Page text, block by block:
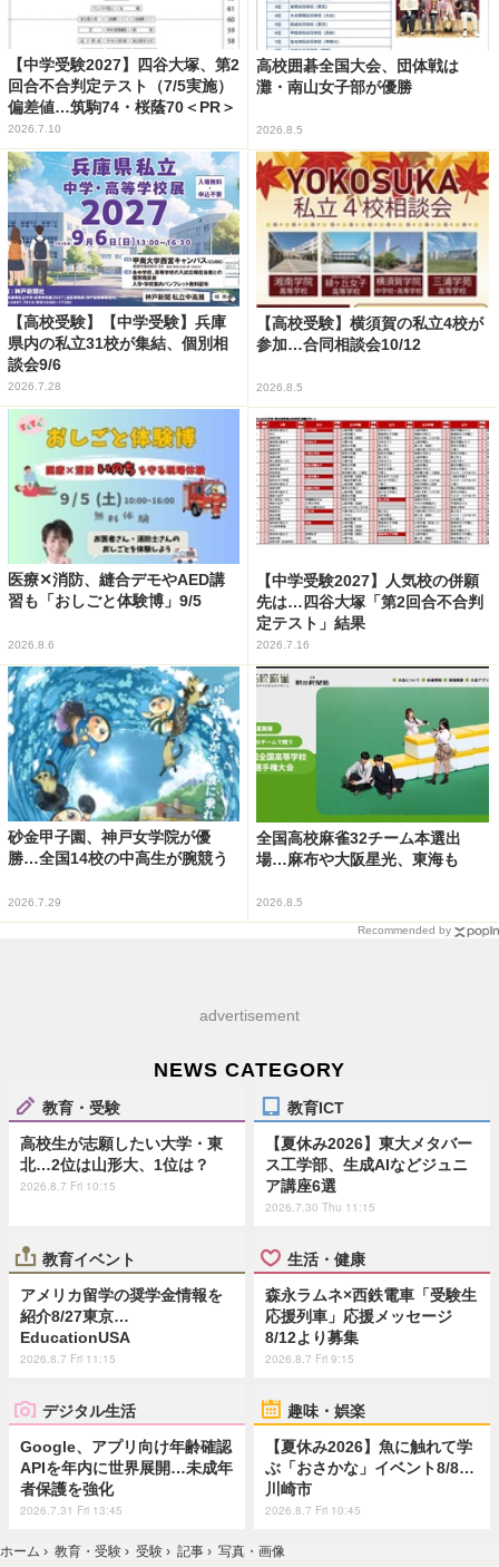
【中学受験2027】四谷大塚、第2
回合不合判定テスト（7/5実施）
偏差値…筑駒74・桜蔭70＜PR＞
2026.7.10
高校囲碁全国大会、団体戦は
灘・南山女子部が優勝
2026.8.5
【高校受験】【中学受験】兵庫
県内の私立31校が集結、個別相
談会9/6
2026.7.28
【高校受験】横須賀の私立4校が
参加…合同相談会10/12
2026.8.5
医療✕消防、縫合デモやAED講
習も「おしごと体験博」9/5
2026.8.6
【中学受験2027】人気校の併願
先は…四谷大塚「第2回合不合判
定テスト」結果
2026.7.16
砂金甲子園、神戸女学院が優
勝…全国14校の中高生が腕競う
2026.7.29
全国高校麻雀32チーム本選出
場…麻布や大阪星光、東海も
2026.8.5
Recommended by
advertisement
NEWS CATEGORY
教育・受験
高校生が志願したい大学・東
北…2位は山形大、1位は？
2026.8.7 Fri 10:15
教育ICT
【夏休み2026】東大メタバー
ス工学部、生成AIなどジュニ
ア講座6選
2026.7.30 Thu 11:15
教育イベント
アメリカ留学の奨学金情報を
紹介8/27東京…
EducationUSA
2026.8.7 Fri 11:15
生活・健康
森永ラムネ×西鉄電車「受験生
応援列車」応援メッセージ
8/12より募集
2026.8.7 Fri 9:15
デジタル生活
Google、アプリ向け年齢確認
APIを年内に世界展開…未成年
者保護を強化
2026.7.31 Fri 13:45
趣味・娯楽
【夏休み2026】魚に触れて学
ぶ「おさかな」イベント8/8…
川崎市
2026.8.7 Fri 10:45
ホーム › 教育・受験 › 受験 › 記事 › 写真・画像